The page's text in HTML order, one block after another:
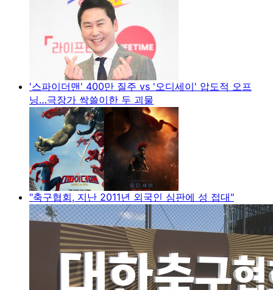
'스파이더맨' 400만 질주 vs '오디세이' 압도적 오프
닝…극장가 싹쓸이한 두 괴물
"축구협회, 지난 2011년 외국인 심판에 성 접대"